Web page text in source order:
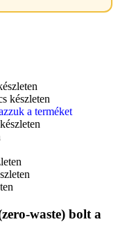
készleten
a terméket
waste) bolt a